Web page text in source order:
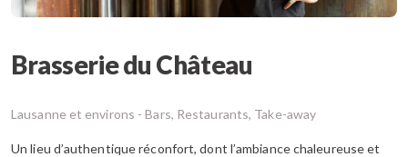
Brasserie du Château
Lausanne et environs -Bars, Restaurants, Take-away
Un lieu d’authentique réconfort, dont l’ambiance chaleureuse et